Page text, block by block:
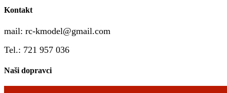
Kontakt
mail: rc-kmodel@gmail.com
Tel.: 721 957 036
Naši dopravci